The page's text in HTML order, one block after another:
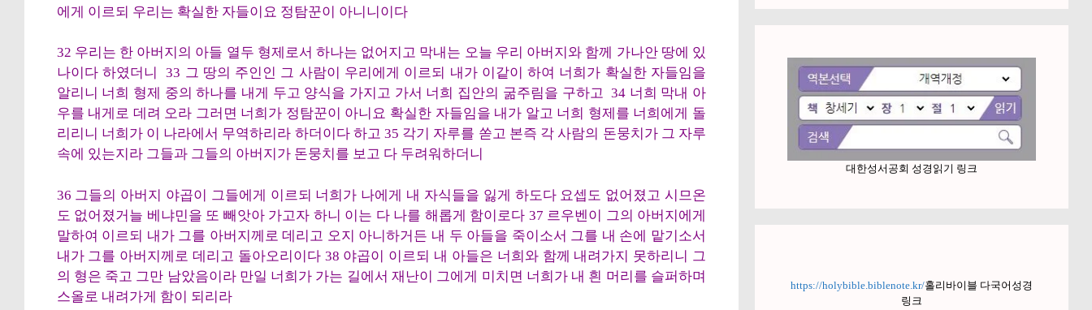
에게 이르되 우리는 확실한 자들이요 정탐꾼이 아니니이다
32 우리는 한 아버지의 아들 열두 형제로서 하나는 없어지고 막내는 오늘 우리 아버지와 함께 가나안 땅에 있
나이다 하였더니 33 그 땅의 주인인 그 사람이 우리에게 이르되 내가 이같이 하여 너희가 확실한 자들임을
알리니 너희 형제 중의 하나를 내게 두고 양식을 가지고 가서 너희 집안의 굶주림을 구하고 34 너희 막내 아
우를 내게로 데려 오라 그러면 너희가 정탐꾼이 아니요 확실한 자들임을 내가 알고 너희 형제를 너희에게 돌
리리니 너희가 이 나라에서 무역하리라 하더이다 하고 35 각기 자루를 쏟고 본즉 각 사람의 돈뭉치가 그 자루
속에 있는지라 그들과 그들의 아버지가 돈뭉치를 보고 다 두려워하더니
36 그들의 아버지 야곱이 그들에게 이르되 너희가 나에게 내 자식들을 잃게 하도다 요셉도 없어졌고 시므온
도 없어졌거늘 베냐민을 또 빼앗아 가고자 하니 이는 다 나를 해롭게 함이로다 37 르우벤이 그의 아버지에게
말하여 이르되 내가 그를 아버지께로 데리고 오지 아니하거든 내 두 아들을 죽이소서 그를 내 손에 맡기소서
내가 그를 아버지께로 데리고 돌아오리이다 38 야곱이 이르되 내 아들은 너희와 함께 내려가지 못하리니 그
의 형은 죽고 그만 남았음이라 만일 너희가 가는 길에서 재난이 그에게 미치면 너희가 내 흰 머리를 슬퍼하며
스올로 내려가게 함이 되리라
대한성서공회 성경읽기 링크
https://holybible.biblenote.kr/홀리바이블 다국어성경
링크